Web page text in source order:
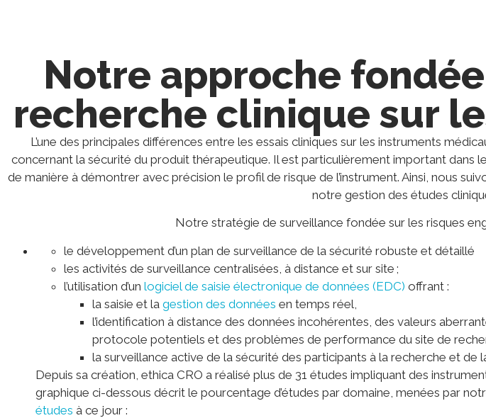
Notre approche
recherche clinique sur
L’une des principales différences entre les essais cliniques sur les instruments
concernant la sécurité du produit thérapeutique. Il est particulièrement important dans
de manière à démontrer avec précision le profil de risque de l’instrument. Ainsi, nous
notre gestion des études
Notre stratégie de surveillance fondée sur les risques
le développement d’un plan de surveillance de la sécurité robuste et détaillé
les activités de surveillance centralisées, à distance et sur site ;
l’utilisation d’un logiciel de saisie électronique de données (EDC) offrant :
la saisie et la gestion des données en temps réel,
l’identification à distance des données incohérentes, des valeurs
protocole potentiels et des problèmes de performance du site de
la surveillance active de la sécurité des participants à la recherche et de
Depuis sa création, ethica CRO a réalisé plus de 31 études impliquant des
graphique ci-dessous décrit le pourcentage d’études par domaine, menées par
études à ce jour :